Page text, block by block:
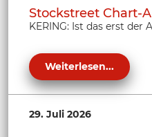
Stockstreet Chart-
KERING: Ist das erst der
Weiterlesen...
29. Juli 2026